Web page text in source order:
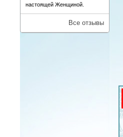
настоящей Женщиной.
Все отзывы